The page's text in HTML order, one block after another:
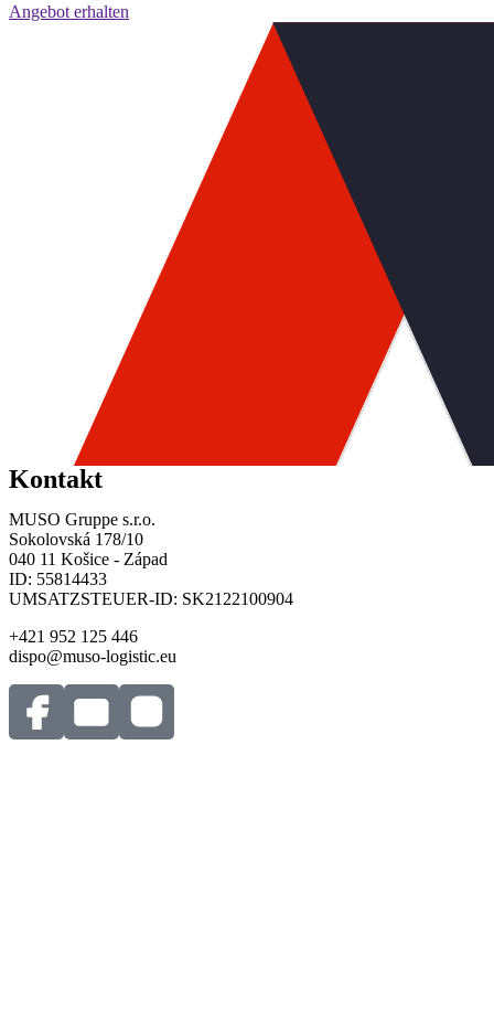
Angebot erhalten
Kontakt
MUSO Gruppe s.r.o.
Sokolovská 178/10
040 11 Košice - Západ
ID: 55814433
UMSATZSTEUER-ID: SK2122100904
+421 952 125 446
dispo@muso-logistic.eu